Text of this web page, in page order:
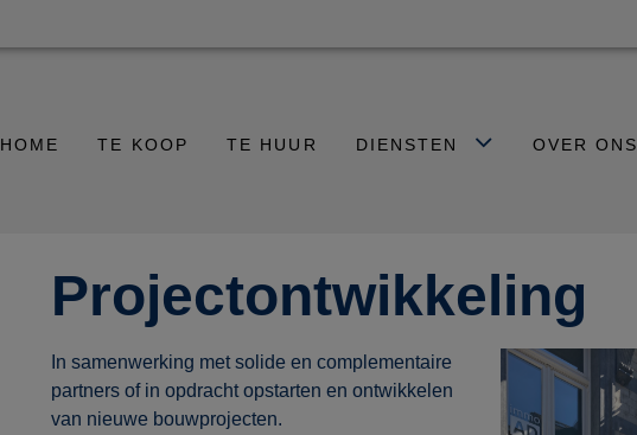
HOME TE KOOP TE HUUR DIENSTEN OVER ONS
Projectontwikkeling
In samenwerking met solide en complementaire
partners of in opdracht opstarten en ontwikkelen
van nieuwe bouwprojecten.